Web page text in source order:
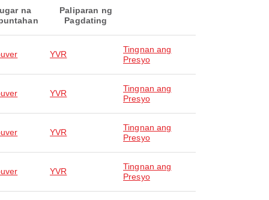
na
Paliparan ng
Pagdating
YVR
Tingnan ang
Presyo
YVR
Tingnan ang
Presyo
YVR
Tingnan ang
Presyo
YVR
Tingnan ang
Presyo